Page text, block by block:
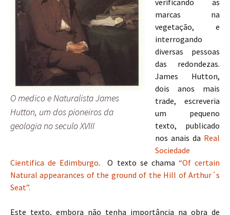
O medico e Naturalista James
Hutton, um dos pioneiros da
geologia no seculo XVIII
verificando as
marcas na
vegetação, e
interrogando
diversas pessoas
das redondezas.
James Hutton,
dois anos mais
trade, escreveria
um pequeno
texto, publicado
nos anais da Real
Sociedade
Cientifica de Edimburgo. O texto se chama “Of certain
Natural appearances of the ground of the Hill of Arthur´s
Seat”.
Este texto, embora não tenha importância na obra de